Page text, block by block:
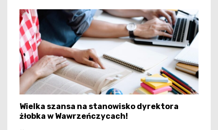
Wielka szansa na stanowisko dyrektora
żłobka w Wawrzeńczycach!